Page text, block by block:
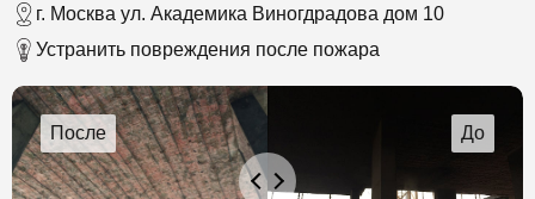
г. Москва ул. Академика Виногдрадова дом 10
Устранить повреждения после пожара